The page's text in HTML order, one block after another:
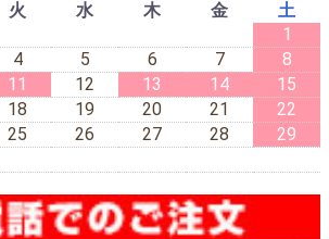
火 水 木 金
土
1
4 5 6 7
8
11 12 13 14
15
18 19 20 21
22
25 26 27 28
29